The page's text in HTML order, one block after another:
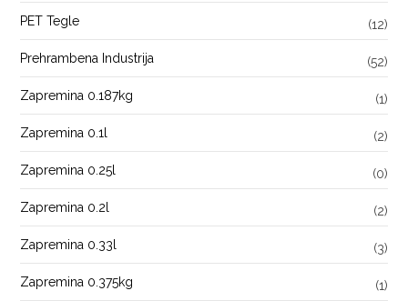
PET Tegle (12)
Prehrambena Industrija (52)
Zapremina 0.187kg (1)
Zapremina 0.1l (2)
Zapremina 0.25l (0)
Zapremina 0.2l (2)
Zapremina 0.33l (3)
Zapremina 0.375kg (1)